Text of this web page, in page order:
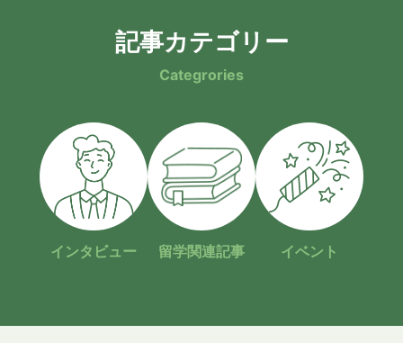
記事カテゴリー
Categrories
インタビュー 留学関連記事 イベント